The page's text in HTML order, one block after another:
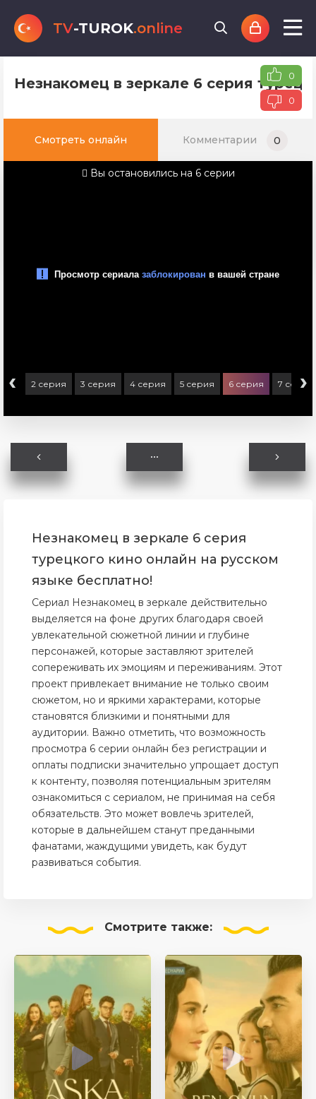
TV-TUROK.online
Незнакомец в зеркале 6 серия 0
0
Смотреть онлайн Комментарии 0
Вы остановились на 6 серии
‹ 2 серия 3 серия 4 серия 5 серия 6 серия 7 серия
›
Незнакомец в зеркале 6 серия
турецкого кино онлайн на русском
языке бесплатно!
Сериал Незнакомец в зеркале действительно
выделяется на фоне других благодаря своей
увлекательной сюжетной линии и глубине
персонажей, которые заставляют зрителей
сопереживать их эмоциям и переживаниям. Этот
проект привлекает внимание не только своим
сюжетом, но и яркими характерами, которые
становятся близкими и понятными для
аудитории. Важно отметить, что возможность
просмотра 6 серии онлайн без регистрации и
оплаты подписки значительно упрощает доступ
к контенту, позволяя потенциальным зрителям
ознакомиться с сериалом, не принимая на себя
обязательств. Это может вовлечь зрителей,
которые в дальнейшем станут преданными
фанатами, жаждущими увидеть, как будут
развиваться события.
Смотрите также: